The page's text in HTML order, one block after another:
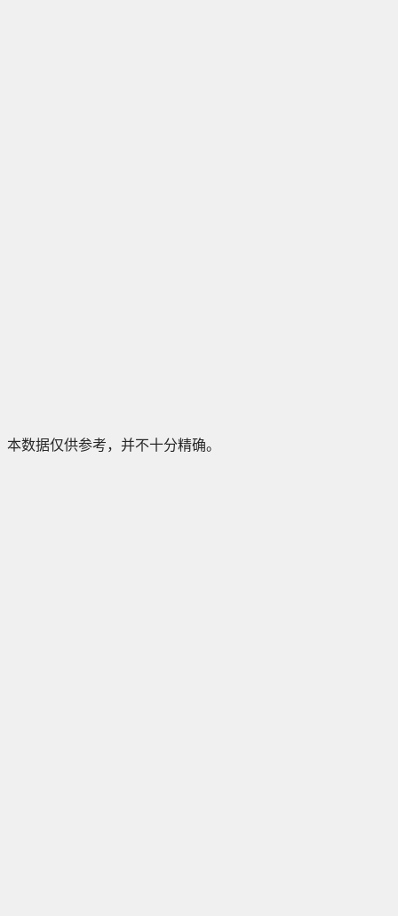
本数据仅供参考，并不十分精确。